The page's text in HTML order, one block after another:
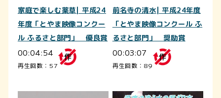
家庭で楽しむ薬草| 平成24
年度「とやま映像コンクー
ル ふるさと部門」 優良賞
00:04:54
再生回数：57
前名寺の清水| 平成24年度
「とやま映像コンクール ふ
るさと部門」 奨励賞
00:03:07
再生回数：89